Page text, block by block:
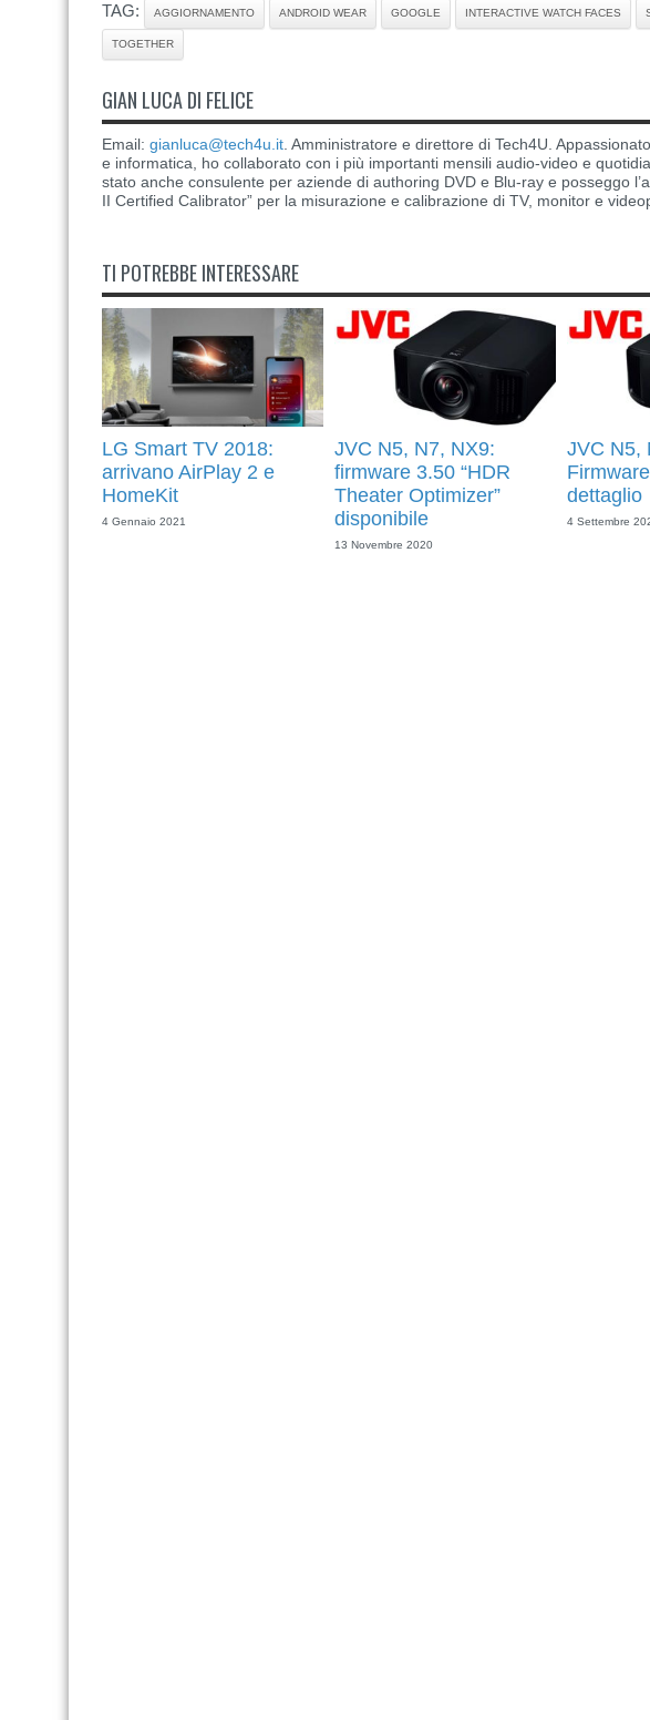
TAG: AGGIORNAMENTO ANDROID WEAR GOOGLE INTERACTIVE WATCH FACES
TOGETHER
GIAN LUCA DI FELICE
Email: gianluca@tech4u.it . Amministratore e direttore di Tech4U.
e informatica, ho collaborato con i più importanti mensili audio-video e
stato anche consulente per aziende di authoring DVD e Blu-ray e posseggo
II Certified Calibrator” per la misurazione e calibrazione di TV, monitor e
TI POTREBBE INTERESSARE
LG Smart TV 2018:
arrivano AirPlay 2 e
HomeKit
4 Gennaio 2021
JVC N5, N7, NX9:
firmware 3.50 “HDR
Theater Optimizer”
disponibile
13 Novembre 2020
JVC N5,
dettaglio
4 Settembre